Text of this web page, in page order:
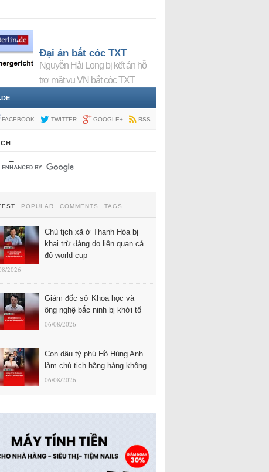
Đại án bắt cóc TXT
Nguyễn Hải Long bị kết án hỗ
trợ mật vụ VN bắt cóc TXT
FACEBOOK TWITTER GOOGLE+ RSS
POPULAR COMMENTS TAGS
Chủ tịch xã ở Thanh Hóa bị
khai trừ đảng do liên quan cá
độ world cup
2026
Giám đốc sở Khoa học và
ông nghệ bắc ninh bị khởi tố
06/08/2026
Con dâu tỷ phú Hồ Hùng Anh
làm chủ tịch hãng hàng không
06/08/2026